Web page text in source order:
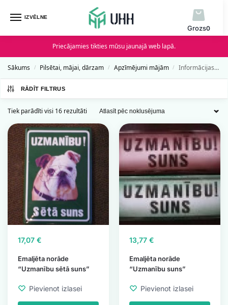
IZVĒLNE
0
Priecājamies tikties mūsu jaunajā web lapā.
Sākums / Pilsētai, mājai, dārzam / Apzīmējumi mājām / Informācijas plāksnes par suņiem
RĀDĪT FILTRUS
Tiek parādīti visi 16 rezultāti
Emaljēta norāde
“Uzmanību sētā suns”
17,07 €
Pievienot izlasei
Emaljēta norāde
“Uzmanību suns”
13,77 €
Pievienot izlasei